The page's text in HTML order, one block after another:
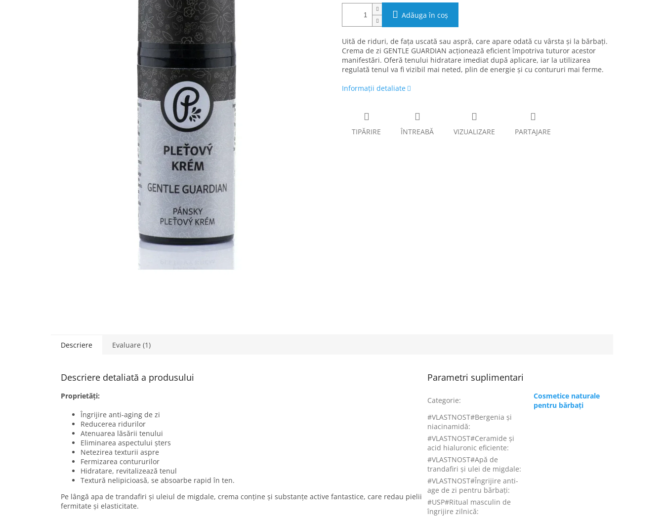
Adăuga în coş
Uită de riduri, de fața uscată sau aspră, care apare odată cu vârsta și la bărbați.
Crema de zi GENTLE GUARDIAN acționează eficient împotriva tuturor acestor
manifestări. Oferă tenului hidratare imediat după aplicare, iar la utilizarea
regulată tenul va fi vizibil mai neted, plin de energie și cu contururi mai ferme.
Informaţii detaliate
TIPĂRIRE ÎNTREABĂ VIZUALIZARE PARTAJARE
Descriere Evaluare (1)
Descriere detaliată a produsului
Proprietăți:
Îngrijire anti-aging de zi
Reducerea ridurilor
Atenuarea lăsării tenului
Eliminarea aspectului șters
Netezirea texturii aspre
Fermizarea contururilor
Hidratare, revitalizează tenul
Textură nelipicioasă, se absoarbe rapid în ten.
Pe lângă apa de trandafiri și uleiul de migdale, crema conține și substanțe active fantastice, care redau pielii
fermitate și elasticitate.
Parametri suplimentari
Categorie:
Cosmetice naturale
pentru bărbați
#VLASTNOST#Bergenia și
niacinamidă:
#VLASTNOST#Ceramide și
acid hialuronic eficiente:
#VLASTNOST#Apă de
trandafiri și ulei de migdale:
#VLASTNOST#Îngrijire anti-
age de zi pentru bărbați:
#USP#Ritual masculin de
îngrijire zilnică: